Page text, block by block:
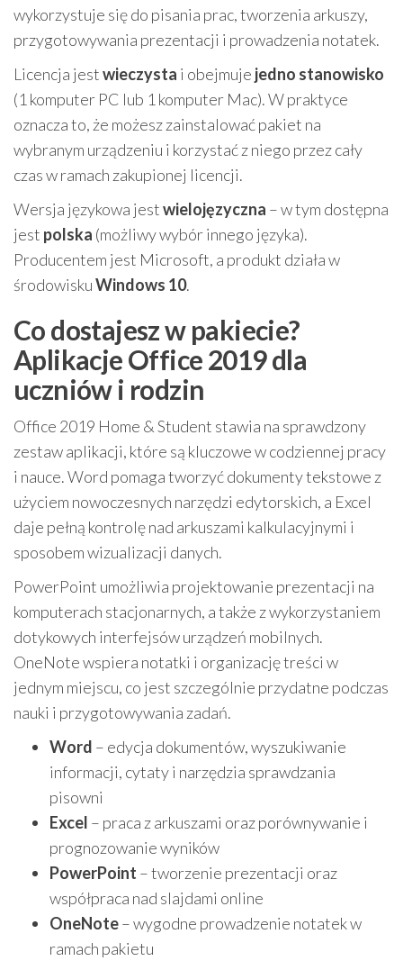
wykorzystuje się do pisania prac, tworzenia arkuszy,
przygotowywania prezentacji i prowadzenia notatek.
Licencja jestwieczysta i obejmuje jedno stanowisko
(1 komputer PC lub 1 komputer Mac). W praktyce
oznacza to, że możesz zainstalować pakiet na
wybranym urządzeniu i korzystać z niego przez cały
czas w ramach zakupionej licencji.
Wersja językowa jestwielojęzyczna – w tym dostępna
jest polska (możliwy wybór innego języka).
Producentem jest Microsoft, a produkt działa w
środowiskuWindows 10.
Co dostajesz w pakiecie?
Aplikacje Office 2019 dla
uczniów i rodzin
Office 2019 Home & Student stawia na sprawdzony
zestaw aplikacji, które są kluczowe w codziennej pracy
i nauce. Word pomaga tworzyć dokumenty tekstowe z
użyciem nowoczesnych narzędzi edytorskich, a Excel
daje pełną kontrolę nad arkuszami kalkulacyjnymi i
sposobem wizualizacji danych.
PowerPoint umożliwia projektowanie prezentacji na
komputerach stacjonarnych, a także z wykorzystaniem
dotykowych interfejsów urządzeń mobilnych.
OneNote wspiera notatki i organizację treści w
jednym miejscu, co jest szczególnie przydatne podczas
nauki i przygotowywania zadań.
Word – edycja dokumentów, wyszukiwanie
informacji, cytaty i narzędzia sprawdzania
pisowni
Excel – praca z arkuszami oraz porównywanie i
prognozowanie wyników
PowerPoint – tworzenie prezentacji oraz
współpraca nad slajdami online
OneNote– wygodne prowadzenie notatek w
ramach pakietu